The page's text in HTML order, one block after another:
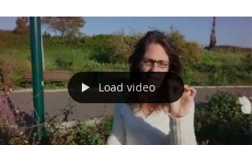
Load video